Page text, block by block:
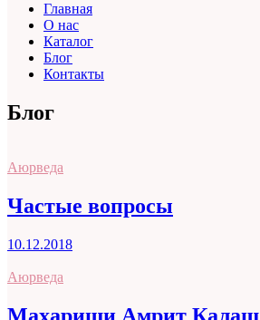
Главная
О нас
Каталог
Блог
Контакты
Блог
Аюрведа
Частые вопросы
10.12.2018
Аюрведа